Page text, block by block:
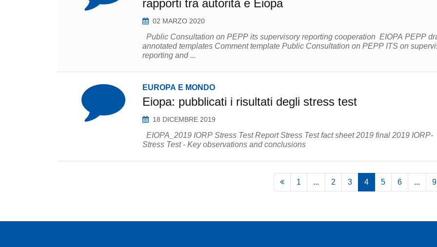
rapporti tra autorità e Eiopa
02 MARZO 2020
annotated templates Comment template Public Consultation on PEPP ITS on supervisory
reporting and ...
EUROPA E MONDO
Eiopa: pubblicati i risultati degli stress test
18 DICEMBRE 2019
Stress Test - Key observations and conclusions
1 ... 2 3 4 5 6 ... 9